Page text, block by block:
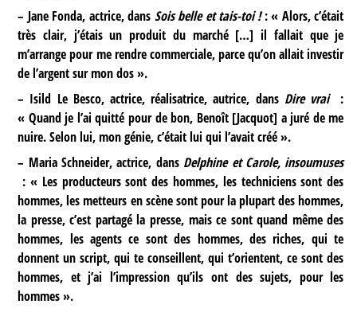
– Jane Fonda, actrice, dans Sois belle et tais-toi !: « Alors, c’était
très clair, j’étais un produit du marché […] il fallait que je
m’arrange pour me rendre commerciale, parce qu’on allait investir
de l’argent sur mon dos ».
– Isild Le Besco, actrice, réalisatrice, autrice, dans Dire vrai :
« Quand je l’ai quitté pour de bon, Benoît [Jacquot] a juré de me
nuire. Selon lui, mon génie, c’était lui qui l’avait créé ».
– Maria Schneider, actrice, dans Delphine et Carole, insoumuses
: « Les producteurs sont des hommes, les techniciens sont des
hommes, les metteurs en scène sont pour la plupart des hommes,
la presse, c’est partagé la presse, mais ce sont quand même des
hommes, les agents ce sont des hommes, des riches, qui te
donnent un script, qui te conseillent, qui t’orientent, ce sont des
hommes, et j’ai l’impression qu’ils ont des sujets, pour les
hommes ».